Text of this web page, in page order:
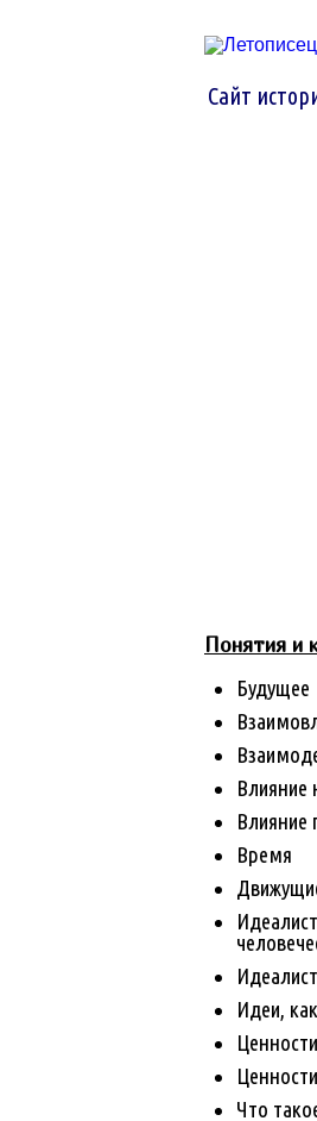
Сайт
Понятия и
Будущее
Влияние
Влияние
Время
Идеи,
Ценности
Что